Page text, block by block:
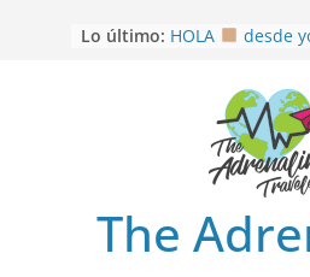
Lo último: HOLA
desde
EL SENDERO
opción
HOSPEDAJE AL
OTRA
MULITO!
The